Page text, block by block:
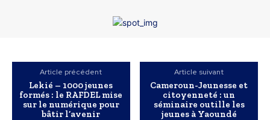
Article précédent
Lekié – 1000 jeunes
formés : le RAFDEL mise
sur le numérique pour
bâtir l’avenir
Article suivant
Cameroun-Jeunesse et
citoyenneté : un
séminaire outille les
jeunes à Yaoundé